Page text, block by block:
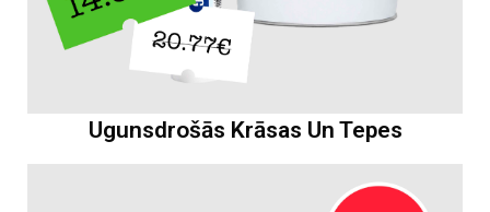
Ugunsdrošās Krāsas Un Tepes